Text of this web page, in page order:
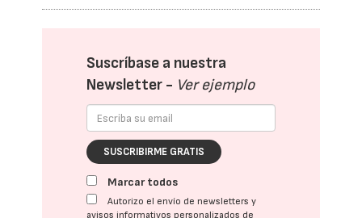
Suscríbase a nuestra
Newsletter - Ver ejemplo
SUSCRIBIRME GRATIS
Marcar todos
Autorizo el envío de newsletters y
avisos informativos personalizados de